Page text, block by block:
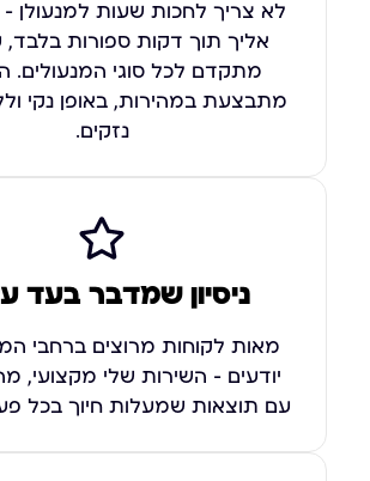
לא צריך לחכות שעות למנעולן –
אליך תוך דקות ספורות בלבד,
מתקדם לכל סוגי המנעולים.
מתבצעת במהירות, באופן נקי
נזקים.
ניסיון שמדבר בעד
מאות לקוחות מרוצים ברחבי
יודעים – השירות שלי מקצועי,
עם תוצאות שמעלות חיוך בכל